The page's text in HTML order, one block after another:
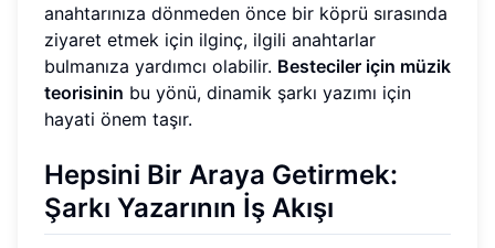
anahtarınıza dönmeden önce bir köprü sırasında
ziyaret etmek için ilginç, ilgili anahtarlar
bulmanıza yardımcı olabilir. Besteciler için müzik
teorisinin bu yönü, dinamik şarkı yazımı için
hayati önem taşır.
Hepsini Bir Araya Getirmek:
Şarkı Yazarının İş Akışı